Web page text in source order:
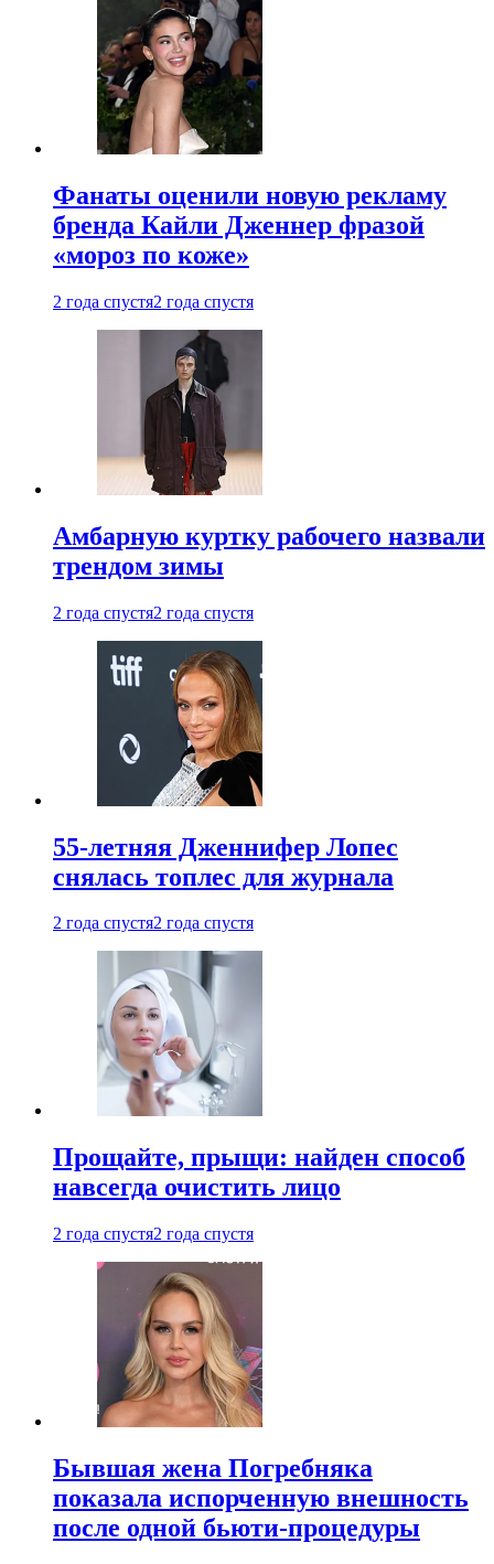
Фанаты оценили новую рекламу
бренда Кайли Дженнер фразой
«мороз по коже»
2 года спустя2 года спустя
Амбарную куртку рабочего назвали
трендом зимы
2 года спустя2 года спустя
55-летняя Дженнифер Лопес
снялась топлес для журнала
2 года спустя2 года спустя
Прощайте, прыщи: найден способ
навсегда очистить лицо
2 года спустя2 года спустя
Бывшая жена Погребняка
показала испорченную внешность
после одной бьюти-процедуры